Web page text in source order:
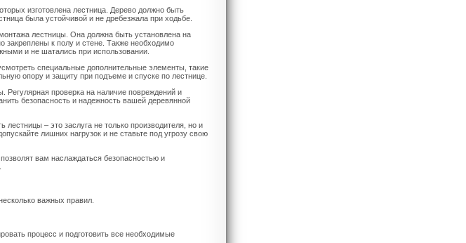
изготовлена лестница. Дерево должно быть
была устойчивой и не дребезжала при ходьбе.
лестницы. Она должна быть установлена на
закреплены к полу и стене. Также необходимо
и не шатались при использовании.
специальные дополнительные элементы, такие
опору и защиту при подъеме и спуске по лестнице.
проверка на наличие повреждений и
безопасность и надежность вашей деревянной
– это заслуга не только производителя, но и
лишних нагрузок и не ставьте под угрозу свою
вам наслаждаться безопасностью и
важных правил.
процесс и подготовить все необходимые